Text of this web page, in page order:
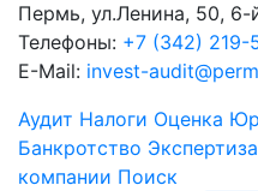
Пермь, ул.Ленина, 50, 6-
Телефоны: +7 (342) 219-
E-Mail: invest-
Аудит Налоги Оценка
Банкротство Экспертиза
компании Поиск